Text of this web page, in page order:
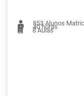
853 Alunos
40 horas
8Aulas